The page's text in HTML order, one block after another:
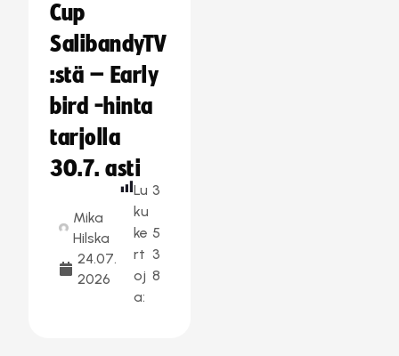
Cup
SalibandyTV
:stä – Early
bird -hinta
tarjolla
30.7. asti
Mika
Hilska
24.07.
2026
Lu
ku
ke
rt
oj
a:
3
5
3
8